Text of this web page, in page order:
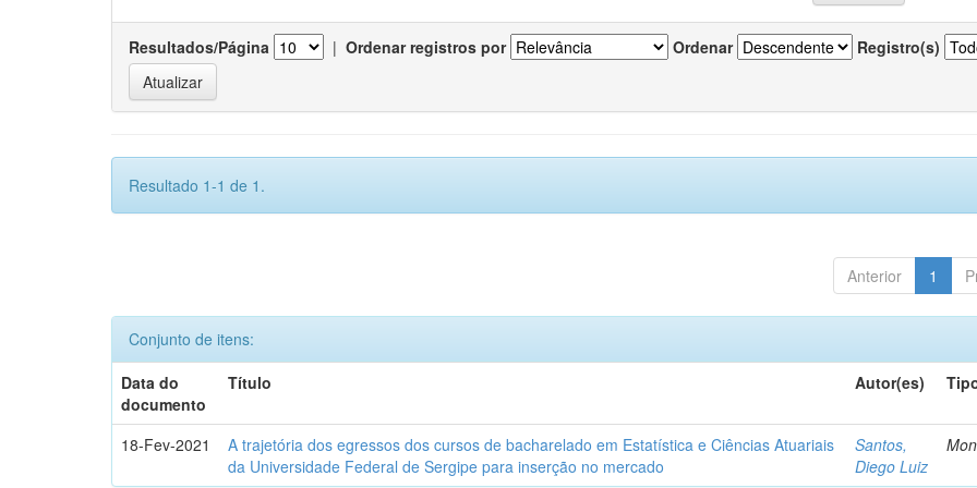
Resultados/Página | Ordenar registros por Ordenar Registro(s)
Resultado 1-1 de 1.
Anterior 1
Conjunto de itens:
Data do
documento
Título Autor(es)
18-Fev-2021
A trajetória dos egressos dos cursos de bacharelado em Estatística e Ciências Atuariais
da Universidade Federal de Sergipe para inserção no mercado
Santos,
Diego Luiz